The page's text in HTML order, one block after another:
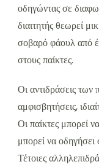
οδηγώντας σε
διαιτητής θεωρεί
σοβαρό φάουλ από
στους παίκτες.
Οι αντιδράσεις
αμφισβητήσεις,
Οι παίκτες μπορεί
μπορεί να οδηγήσει
Τέτοιες